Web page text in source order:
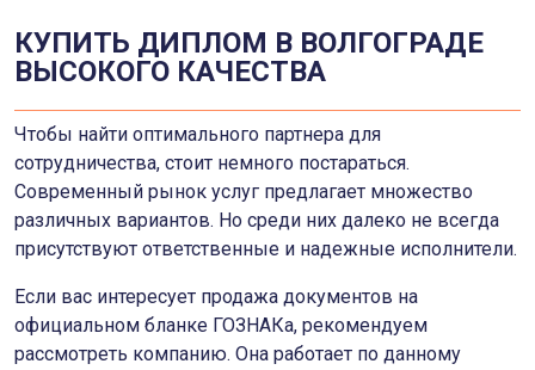
КУПИТЬ ДИПЛОМ В ВОЛГОГРАДЕ
ВЫСОКОГО КАЧЕСТВА
Чтобы найти оптимального партнера для
сотрудничества, стоит немного постараться.
Современный рынок услуг предлагает множество
различных вариантов. Но среди них далеко не всегда
присутствуют ответственные и надежные исполнители.
Если вас интересует продажа документов на
официальном бланке ГОЗНАКа, рекомендуем
рассмотреть компанию. Она работает по данному